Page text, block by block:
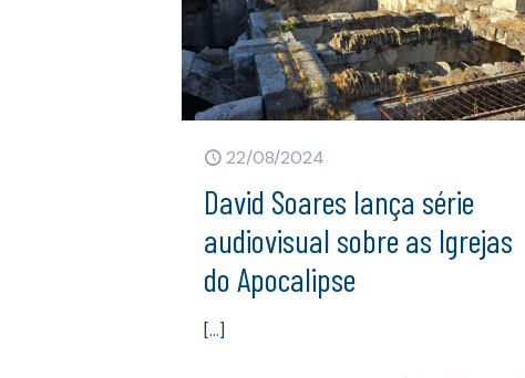
22/08/2024
David Soares lança série
audiovisual sobre as Igrejas
do Apocalipse
[…]